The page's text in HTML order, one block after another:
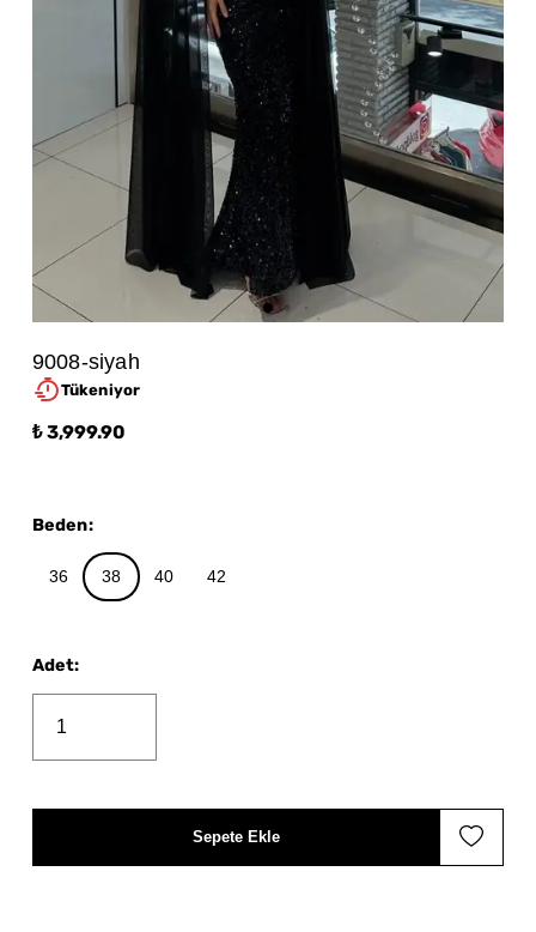
9008-siyah
Tükeniyor
₺ 3,999.90
Beden:
36 38 40 42
Adet:
Sepete Ekle